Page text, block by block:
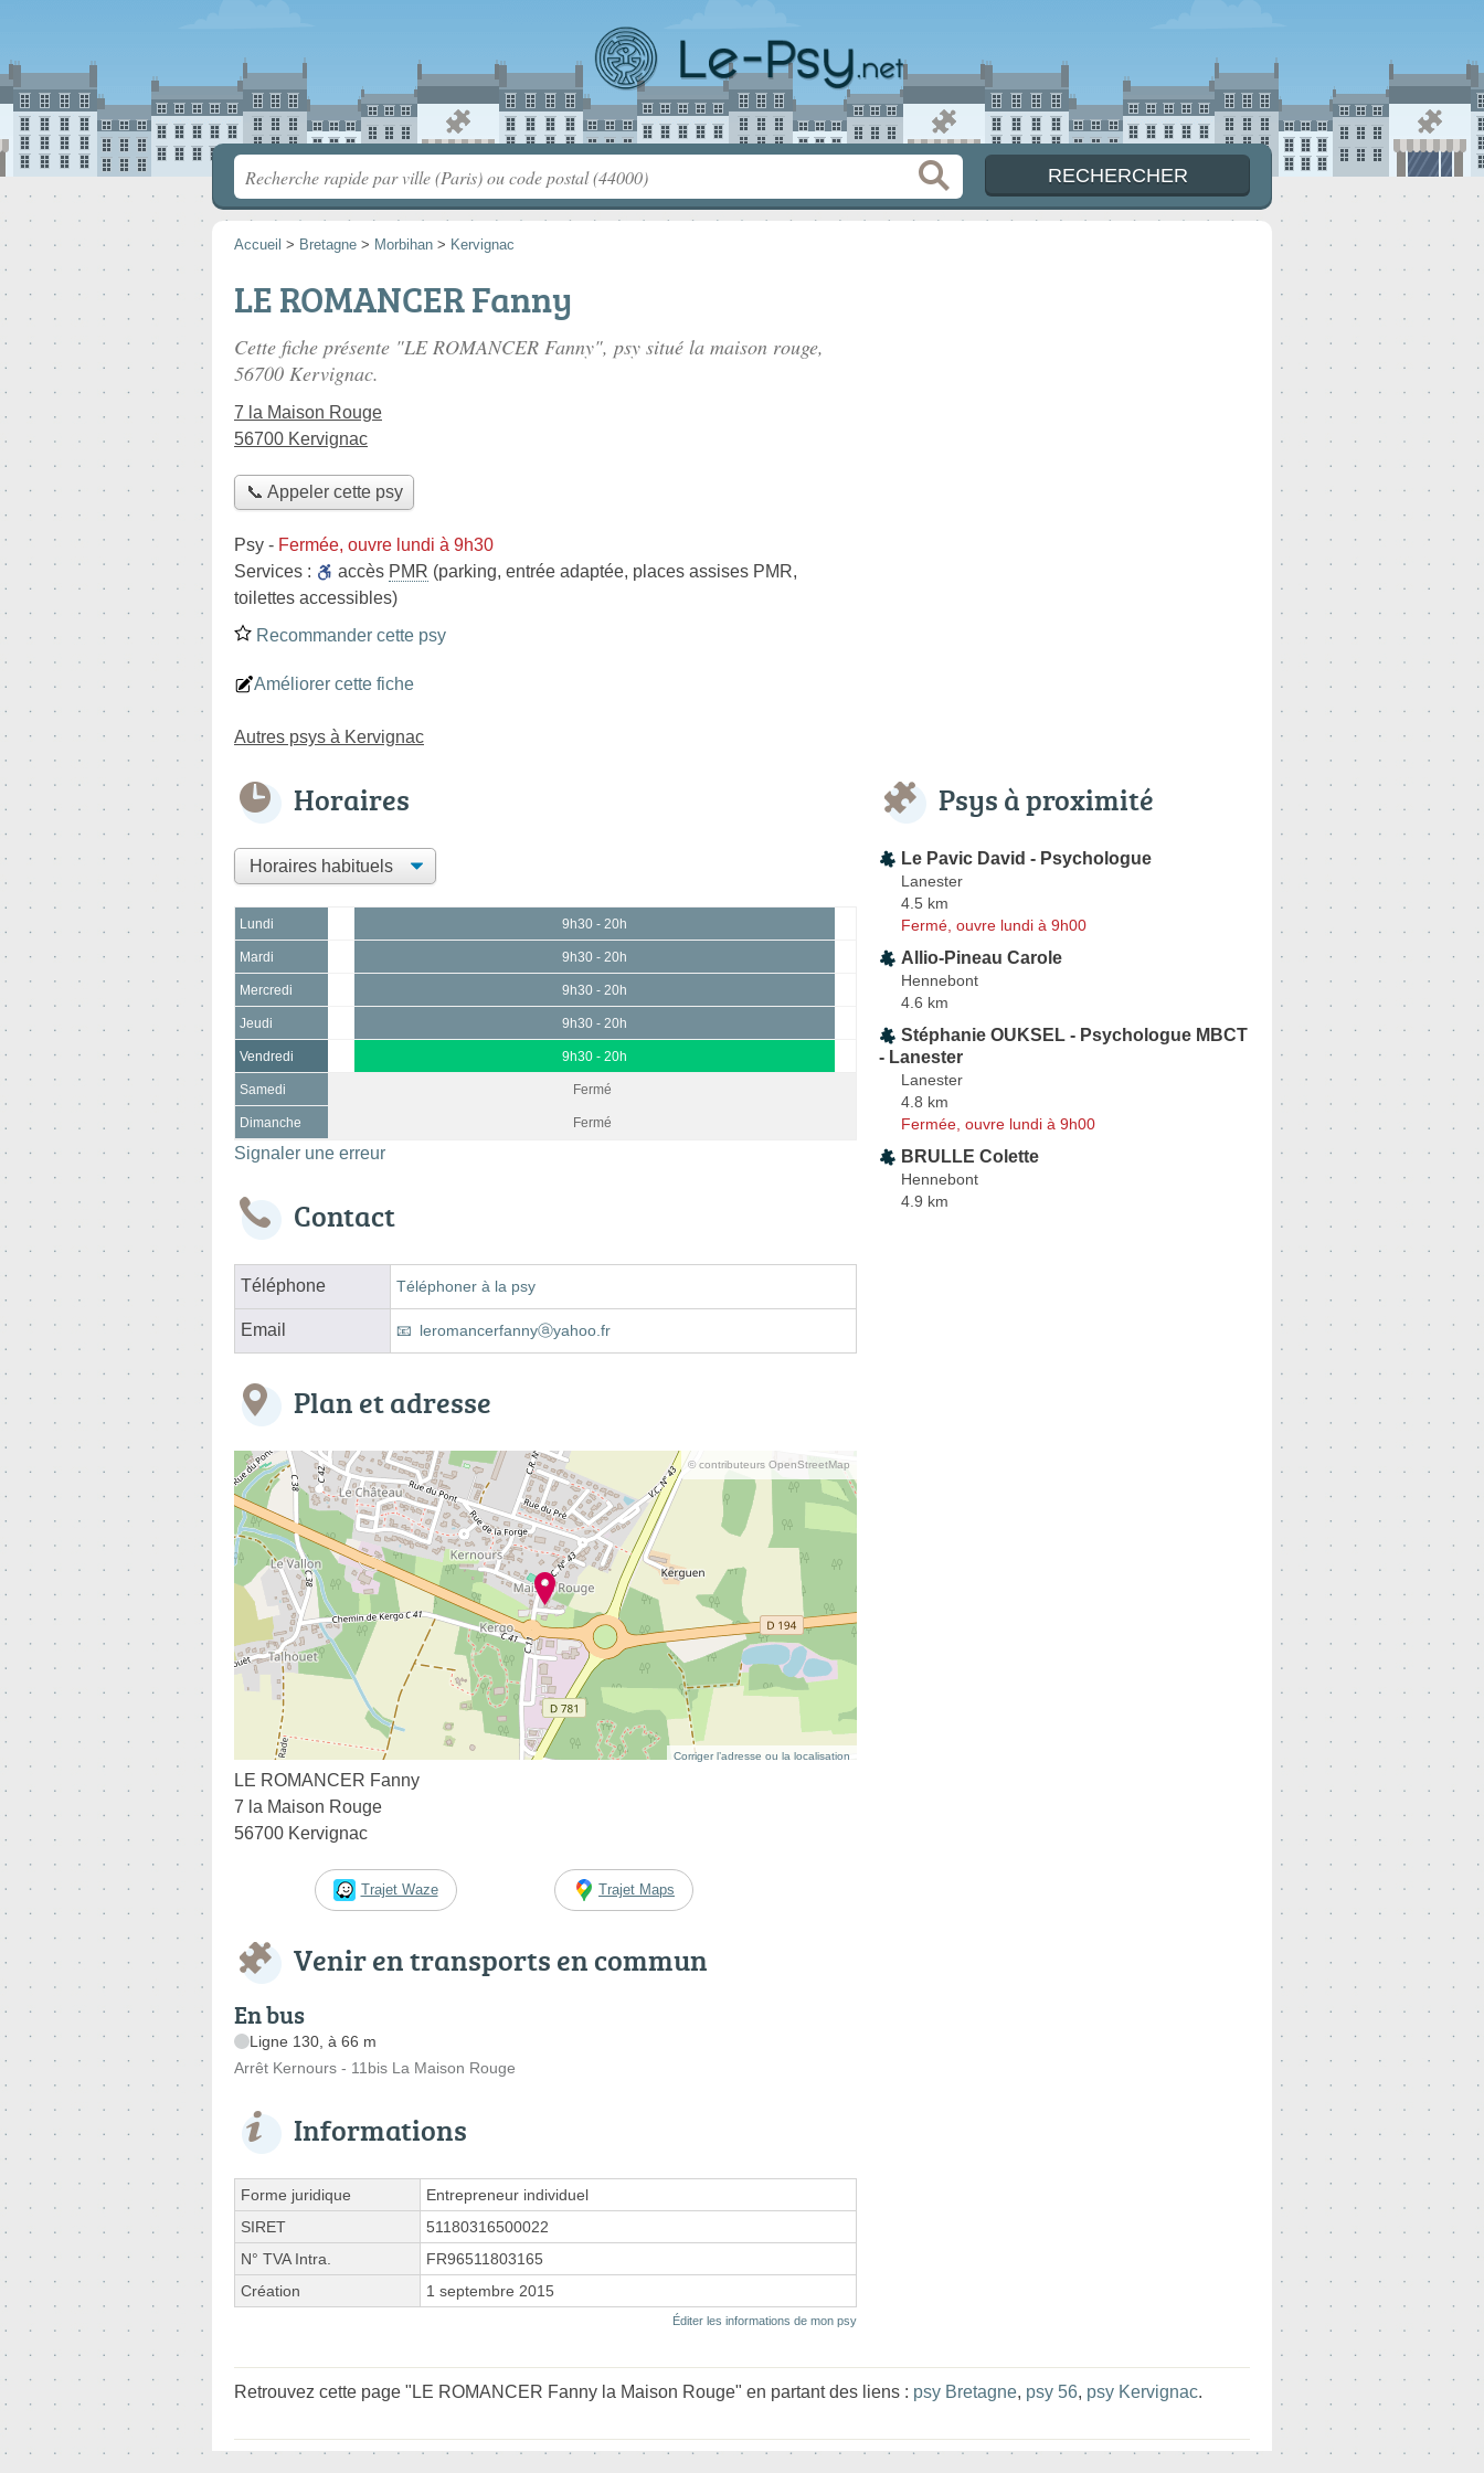
Accueil > Bretagne > Morbihan > Kervignac
LE ROMANCER Fanny
Cette fiche présente "LE ROMANCER Fanny", psy situé la maison rouge,
56700 Kervignac.
7 la Maison Rouge
56700 Kervignac
📞 Appeler cette psy
Psy - Fermée, ouvre lundi à 9h30
Services :
accès PMR (parking, entrée adaptée, places assises PMR,
toilettes accessibles)
Recommander cette psy
Améliorer cette fiche
Autres psys à Kervignac
Horaires
Lundi 9h30 - 20h
Mardi 9h30 - 20h
Mercredi 9h30 - 20h
Jeudi 9h30 - 20h
Vendredi 9h30 - 20h
Samedi Fermé
Dimanche Fermé
Signaler une erreur
Contact
Téléphone Téléphoner à la psy
Email leromancerfannyⓐyahoo.fr
Plan et adresse
© contributeurs OpenStreetMap
Corriger l’adresse ou la localisation
LE ROMANCER Fanny
7 la Maison Rouge
56700 Kervignac
Trajet Waze Trajet Maps
Venir en transports en commun
En bus
Ligne 130, à 66 m
Arrêt Kernours - 11bis La Maison Rouge
Informations
Forme juridique
Entrepreneur individuel
SIRET
51180316500022
N° TVA Intra.
FR96511803165
Création
1 septembre 2015
Éditer les informations de mon psy
Psys à proximité
Le Pavic David - Psychologue
Lanester
4.5 km
Fermé, ouvre lundi à 9h00
Allio-Pineau Carole
Hennebont
4.6 km
Stéphanie OUKSEL - Psychologue MBCT
- Lanester
Lanester
4.8 km
Fermée, ouvre lundi à 9h00
BRULLE Colette
Hennebont
4.9 km
Retrouvez cette page "LE ROMANCER Fanny la Maison Rouge" en partant des liens : psy Bretagne, psy 56, psy Kervignac.